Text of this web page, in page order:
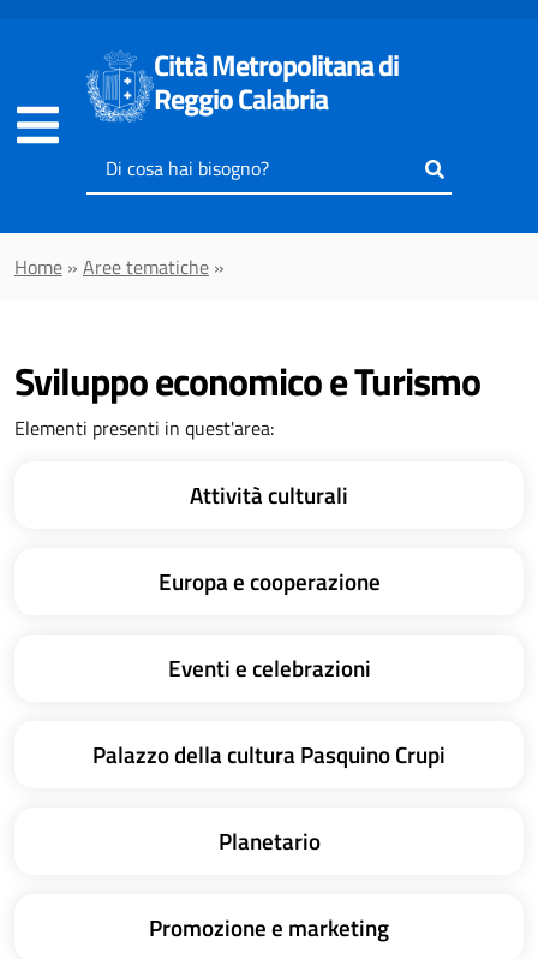
Città Metropolitana di
Reggio Calabria
Inserisci
il
cercare
Home » Aree tematiche »
Sviluppo economico e Turismo
Elementi presenti in quest'area:
Attività culturali
Europa e cooperazione
Eventi e celebrazioni
Palazzo della cultura Pasquino Crupi
Planetario
Promozione e marketing